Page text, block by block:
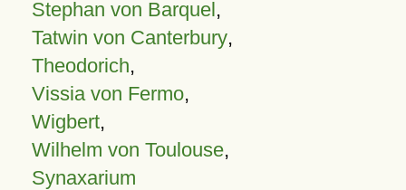
Stephan von Barquel,
Tatwin von Canterbury,
Theodorich,
Vissia von Fermo,
Wigbert,
Wilhelm von Toulouse,
Synaxarium